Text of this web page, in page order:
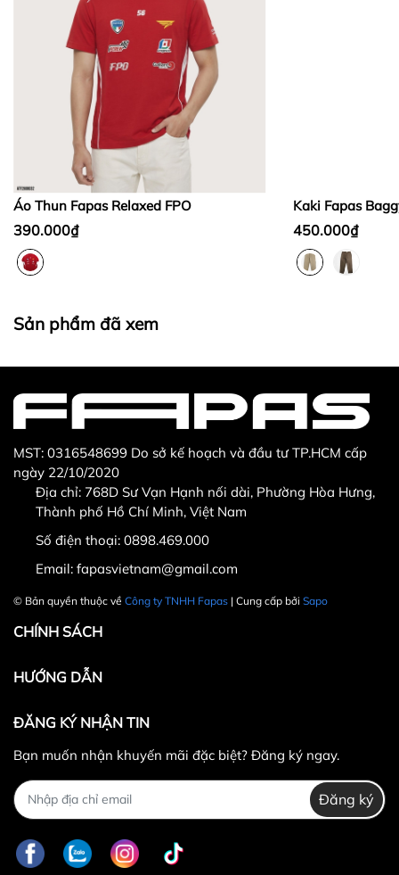
Bước 3
Sản phẩm không đúng với đơn hàng đã đặt
Sản phẩm bị hư hỏng khi nhìn bằng mắt thường
Hotline CSKH: 090 376 9205
Fanpage:FACEBOOK.COM/FAPAS.VN
Áo Thun Fapas Relaxed FPO
390.000₫
Kaki Fapas
450.000₫
Sản phẩm đã xem
MST: 0316548699 Do sở kế hoạch và đầu tư TP.HCM cấp
ngày 22/10/2020
Địa chỉ: 768D Sư Vạn Hạnh nối dài, Phường Hòa Hưng,
Thành phố Hồ Chí Minh, Việt Nam
Số điện thoại: 0898.469.000
Email: fapasvietnam@gmail.com
© Bản quyền thuộc về Công ty TNHH Fapas | Cung cấp bởi Sapo
CHÍNH SÁCH
HƯỚNG DẪN
ĐĂNG KÝ NHẬN TIN
Bạn muốn nhận khuyến mãi đặc biệt? Đăng ký ngay.
Đăng ký